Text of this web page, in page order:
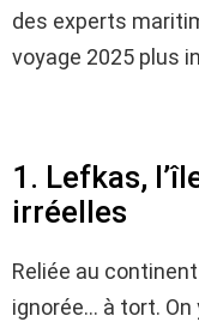
des experts
voyage 2025 plus
1. Lefkas,
irréelles
Reliée au
ignorée… à tort.